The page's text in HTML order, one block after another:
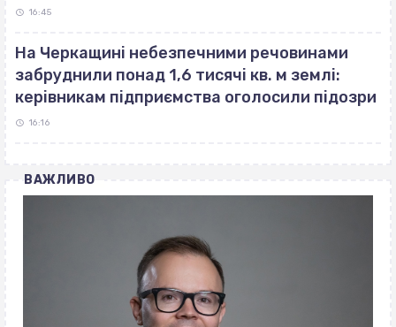
16:45
На Черкащині небезпечними речовинами
забруднили понад 1,6 тисячі кв. м землі:
керівникам підприємства оголосили підозри
16:16
ВАЖЛИВО